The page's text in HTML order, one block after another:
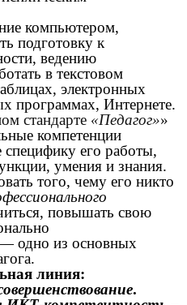
компьютером,
подготовку к
ведению
в текстовом
электронных
программах, Интернете.
стандарте «Педагог»»
компетенции
его работы,
умения и знания.
того, чему его никто
повышать свою
— одно из основных
линия:
.